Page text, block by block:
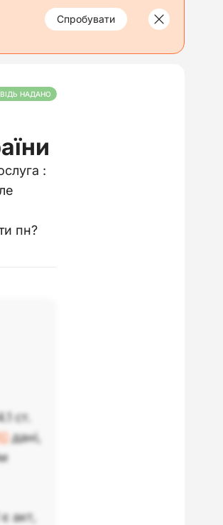
Спробувати
НАДАНО
:
пн?
ст.
дані,
акт,